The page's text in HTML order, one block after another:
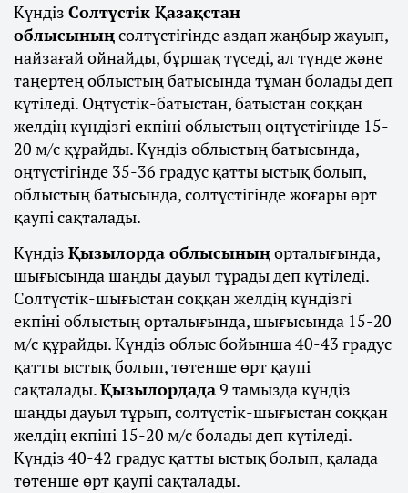
Күндіз Солтүстік Қазақстан
облысыныңсолтүстігінде аздап жаңбыр жауып,
найзағай ойнайды, бұршақ түседі, ал түнде және
таңертең облыстың батысында тұман болады деп
күтіледі. Оңтүстік-батыстан, батыстан соққан
желдің күндізгі екпіні облыстың оңтүстігінде 15-
20 м/с құрайды. Күндіз облыстың батысында,
оңтүстігінде 35-36 градус қатты ыстық болып,
облыстың батысында, солтүстігінде жоғары өрт
қаупі сақталады.
Күндіз Қызылорда облысыныңорталығында,
шығысында шаңды дауыл тұрады деп күтіледі.
Солтүстік-шығыстан соққан желдің күндізгі
екпіні облыстың орталығында, шығысында 15-20
м/с құрайды. Күндіз облыс бойынша 40-43 градус
қатты ыстық болып, төтенше өрт қаупі
сақталады.Қызылордада9 тамызда күндіз
шаңды дауыл тұрып, солтүстік-шығыстан соққан
желдің екпіні 15-20 м/с болады деп күтіледі.
Күндіз 40-42 градус қатты ыстық болып, қалада
төтенше өрт қаупі сақталады.